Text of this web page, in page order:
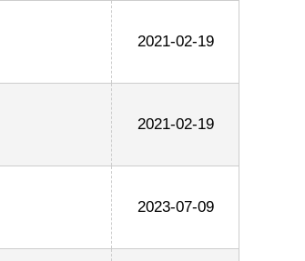
2021-02-19
2021-02-19
2023-07-09